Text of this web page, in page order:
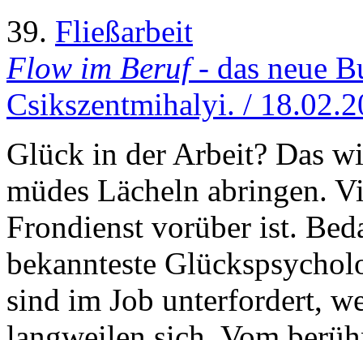
39. Fließarbeit
Flow im Beruf- das neue
Csikszentmihalyi. /
Glück in der Arbeit? Das
müdes Lächeln abringen.
Frondienst vorüber ist.
bekannteste
sind im Job unterfordert,